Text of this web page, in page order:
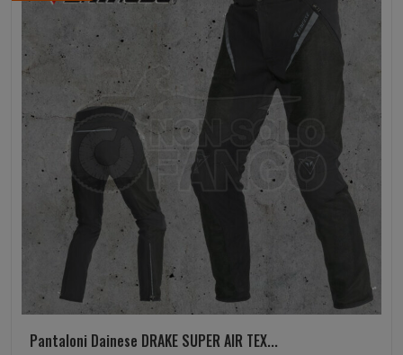
Pantaloni Dainese DRAKE SUPER AIR TEX...